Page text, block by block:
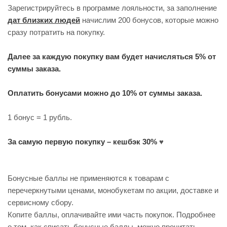
Зарегистрируйтесь в программе лояльности, за заполнение
дат близких людей начислим 200 бонусов, которые можно
сразу потратить на покупку.
Далее за каждую покупку вам будет начисляться 5% от
суммы заказа.
Оплатить бонусами можно до 10% от суммы заказа.
1 бонус = 1 рубль.
За самую первую покупку – кешбэк 30% ♥
Бонусные баллы не применяются к товарам с
перечеркнутыми ценами, монобукетам по акции, доставке и
сервисному сбору.
Копите баллы, оплачивайте ими часть покупок. Подробнее